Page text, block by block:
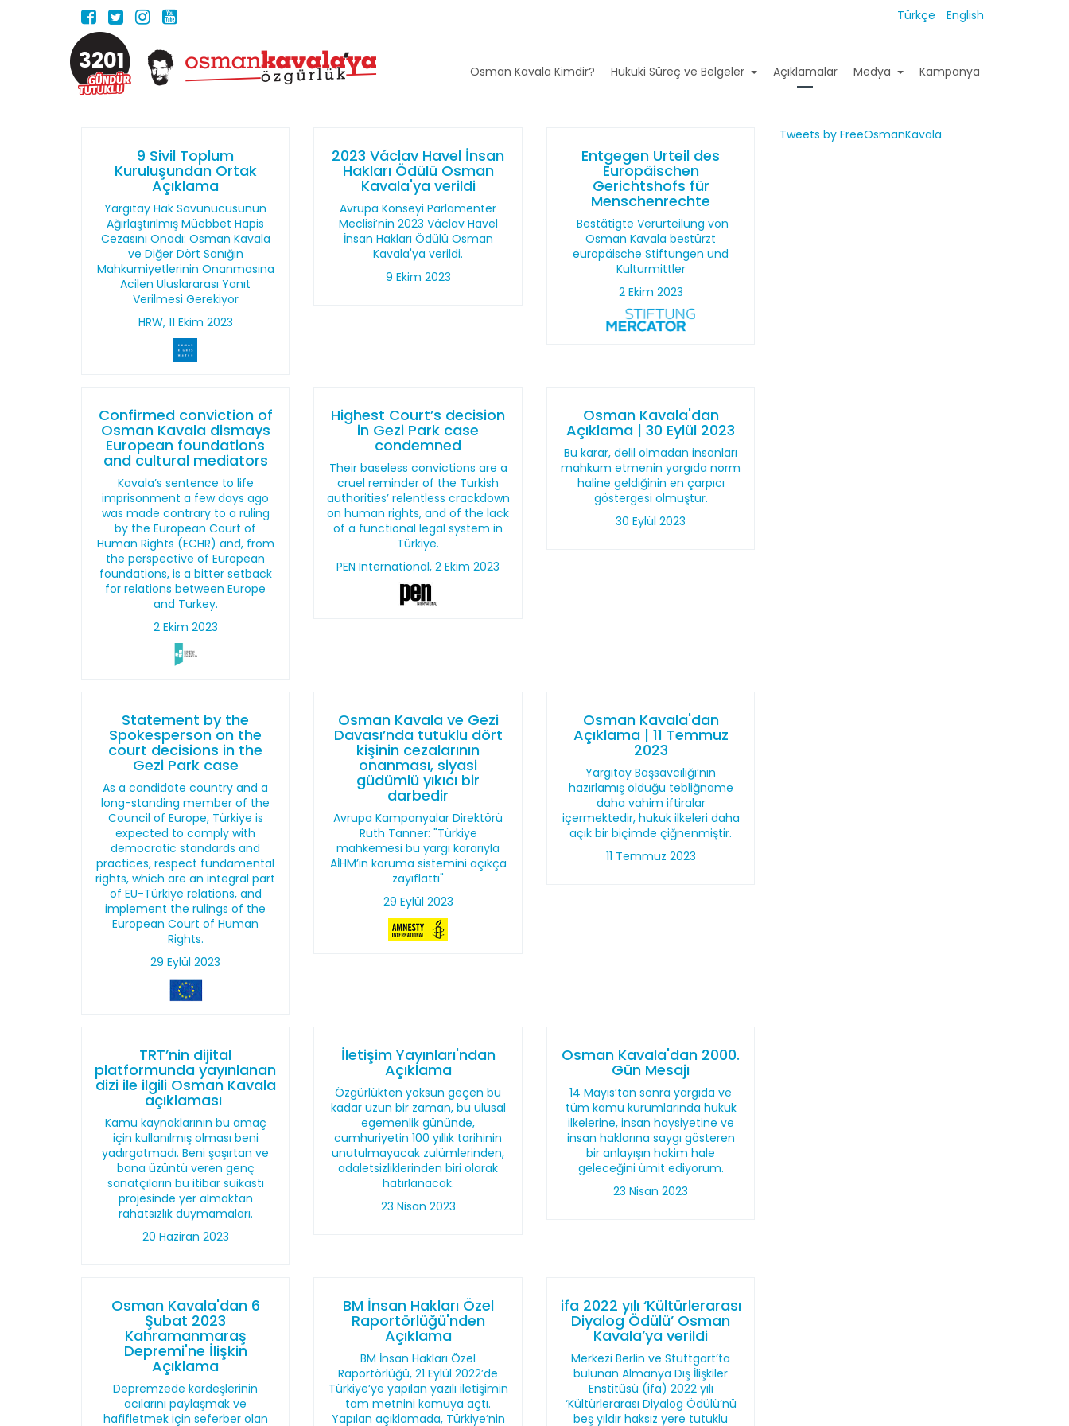
Türkçe English
3201 Osman Kavala Kimdir? Hukuki Süreç ve Belgeler Açıklamalar Medya Kampanya
9 Sivil Toplum
Kuruluşundan Ortak
Açıklama
Yargıtay Hak Savunucusunun
Ağırlaştırılmış Müebbet Hapis
Cezasını Onadı: Osman Kavala
ve Diğer Dört Sanığın
Mahkumiyetlerinin Onanmasına
Acilen Uluslararası Yanıt
Verilmesi Gerekiyor
HRW, 11 Ekim 2023
2023 Václav Havel İnsan
Hakları Ödülü Osman
Kavala'ya verildi
Avrupa Konseyi Parlamenter
Meclisi’nin 2023 Václav Havel
İnsan Hakları Ödülü Osman
Kavala'ya verildi.
9 Ekim 2023
Entgegen Urteil des
Europäischen
Gerichtshofs für
Menschenrechte
Bestätigte Verurteilung von
Osman Kavala bestürzt
europäische Stiftungen und
Kulturmittler
2 Ekim 2023
Confirmed conviction of
Osman Kavala dismays
European foundations
and cultural mediators
Kavala’s sentence to life
imprisonment a few days ago
was made contrary to a ruling
by the European Court of
Human Rights (ECHR) and, from
the perspective of European
foundations, is a bitter setback
for relations between Europe
and Turkey.
2 Ekim 2023
Highest Court’s decision
in Gezi Park case
condemned
Their baseless convictions are a
cruel reminder of the Turkish
authorities’ relentless crackdown
on human rights, and of the lack
of a functional legal system in
Türkiye.
PEN International, 2 Ekim 2023
Osman Kavala'dan
Açıklama | 30 Eylül 2023
Bu karar, delil olmadan insanları
mahkum etmenin yargıda norm
haline geldiğinin en çarpıcı
göstergesi olmuştur.
30 Eylül 2023
Statement by the
Spokesperson on the
court decisions in the
Gezi Park case
As a candidate country and a
long-standing member of the
Council of Europe, Türkiye is
expected to comply with
democratic standards and
practices, respect fundamental
rights, which are an integral part
of EU-Türkiye relations, and
implement the rulings of the
European Court of Human
Rights.
29 Eylül 2023
Osman Kavala ve Gezi
Davası’nda tutuklu dört
kişinin cezalarının
onanması, siyasi
güdümlü yıkıcı bir
darbedir
Avrupa Kampanyalar Direktörü
Ruth Tanner: "Türkiye
mahkemesi bu yargı kararıyla
AİHM’in koruma sistemini açıkça
zayıflattı"
29 Eylül 2023
Osman Kavala'dan
Açıklama | 11 Temmuz
2023
Yargıtay Başsavcılığı’nın
hazırlamış olduğu tebliğname
daha vahim iftiralar
içermektedir, hukuk ilkeleri daha
açık bir biçimde çiğnenmiştir.
11 Temmuz 2023
TRT’nin dijital
platformunda yayınlanan
dizi ile ilgili Osman Kavala
açıklaması
Kamu kaynaklarının bu amaç
için kullanılmış olması beni
yadırgatmadı. Beni şaşırtan ve
bana üzüntü veren genç
sanatçıların bu itibar suikastı
projesinde yer almaktan
rahatsızlık duymamaları.
20 Haziran 2023
İletişim Yayınları'ndan
Açıklama
Özgürlükten yoksun geçen bu
kadar uzun bir zaman, bu ulusal
egemenlik gününde,
cumhuriyetin 100 yıllık tarihinin
unutulmayacak zulümlerinden,
adaletsizliklerinden biri olarak
hatırlanacak.
23 Nisan 2023
Osman Kavala'dan 2000.
Gün Mesajı
14 Mayıs’tan sonra yargıda ve
tüm kamu kurumlarında hukuk
ilkelerine, insan haysiyetine ve
insan haklarına saygı gösteren
bir anlayışın hakim hale
geleceğini ümit ediyorum.
23 Nisan 2023
Osman Kavala'dan 6
Şubat 2023
Kahramanmaraş
Depremi'ne İlişkin
Açıklama
Depremzede kardeşlerinin
acılarını paylaşmak ve
hafifletmek için seferber olan
BM İnsan Hakları Özel
Raportörlüğü'nden
Açıklama
BM İnsan Hakları Özel
Raportörlüğü, 21 Eylül 2022’de
Türkiye’ye yapılan yazılı iletişimin
tam metnini kamuya açtı.
Yapılan açıklamada, Türkiye’nin
ifa 2022 yılı ‘Kültürlerarası
Diyalog Ödülü’ Osman
Kavala’ya verildi
Merkezi Berlin ve Stuttgart’ta
bulunan Almanya Dış İlişkiler
Enstitüsü (ifa) 2022 yılı
‘Kültürlerarası Diyalog Ödülü’nü
beş yıldır haksız yere tutuklu
Tweets by FreeOsmanKavala